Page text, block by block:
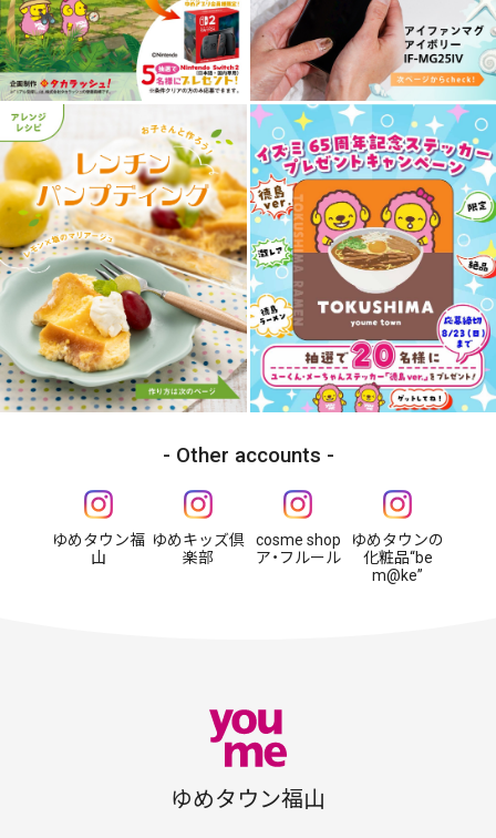
Other accounts
ゆめタウン福
山
ゆめキッズ倶
楽部
cosme shop
ア・フルール
ゆめタウンの
化粧品“be
m@ke”
ゆめタウン福山